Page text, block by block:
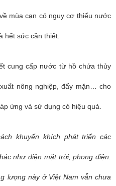
mùa cạn có nguy cơ thiếu nước
hết sức cần thiết.
cung cấp nước từ hồ chứa thủy
nông nghiệp, đẩy mặn… cho
ứng và sử dụng có hiệu quả.
khuyến khích phát triển các
như điện mặt trời, phong điện.
lượng này ở Việt Nam vẫn chưa